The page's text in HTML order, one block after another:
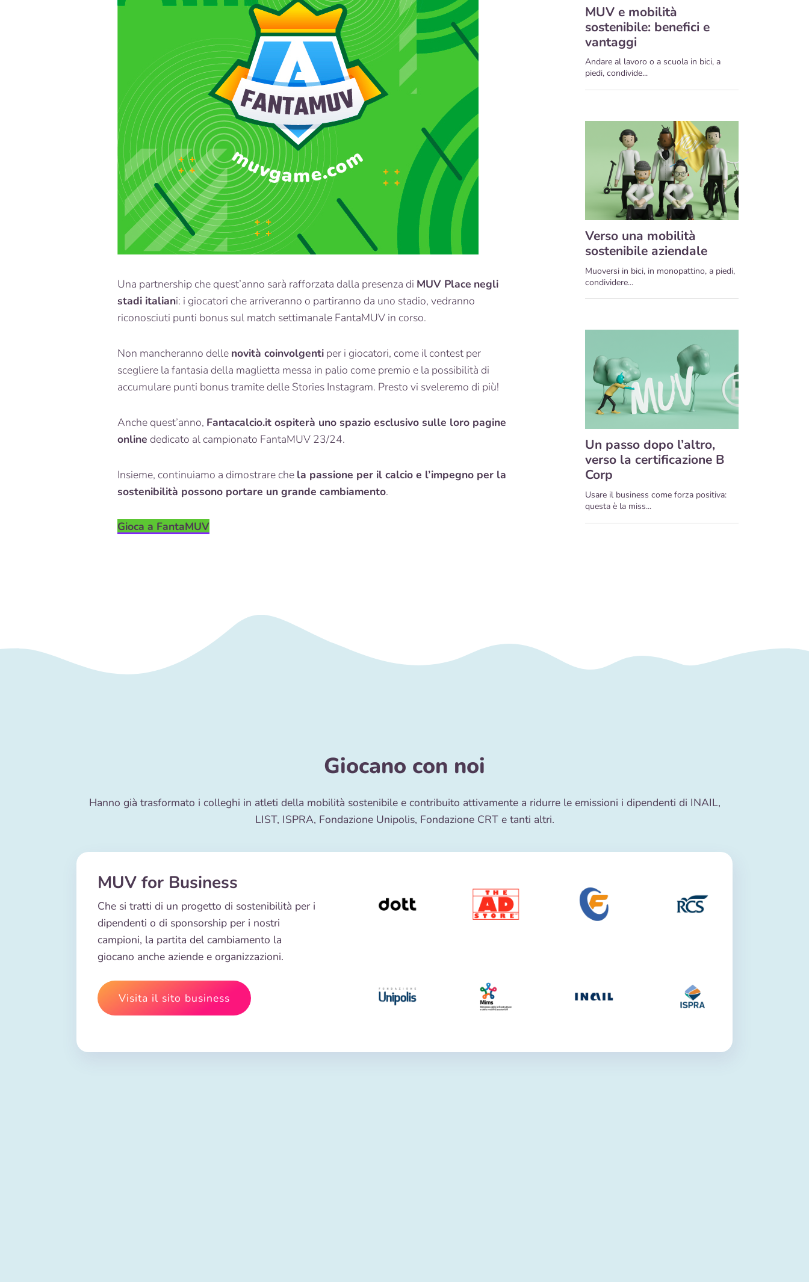
Una partnership che quest’anno sarà rafforzata dalla presenza di MUV Place negli
stadi italiani: i giocatori che arriveranno o partiranno da uno stadio, vedranno
riconosciuti punti bonus sul match settimanale FantaMUV in corso.
Non mancheranno delle novità coinvolgentiper i giocatori, come il contest per
scegliere la fantasia della maglietta messa in palio come premio e la possibilità di
accumulare punti bonus tramite delle Stories Instagram. Presto vi sveleremo di più!
Anche quest’anno, Fantacalcio.it ospiterà uno spazio esclusivo sulle loro pagine
online dedicato al campionato FantaMUV 23/24.
Insieme, continuiamo a dimostrare che la passione per il calcio e l’impegno per la
sostenibilità possono portare un grande cambiamento.
Gioca a FantaMUV
MUV e mobilità
sostenibile: benefici e
vantaggi
Andare al lavoro o a scuola in bici, a
piedi, condivide...
Verso una mobilità
sostenibile aziendale
Muoversi in bici, in monopattino, a piedi,
condividere...
Un passo dopo l’altro,
verso la certificazione B
Corp
Usare il business come forza positiva:
questa è la miss...
Giocano con noi
Hanno già trasformato i colleghi in atleti della mobilità sostenibile e contribuito attivamente a ridurre le emissioni i dipendenti di INAIL,
LIST, ISPRA, Fondazione Unipolis, Fondazione CRT e tanti altri.
MUV for Business
Che si tratti di un progetto di sostenibilità per i
dipendenti o di sponsorship per i nostri
campioni, la partita del cambiamento la
giocano anche aziende e organizzazioni.
Visita il sito business